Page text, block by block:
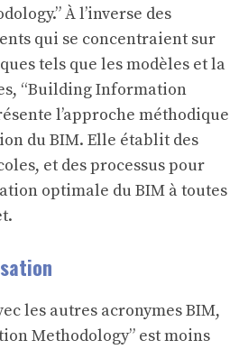
À l’inverse des
qui se concentraient sur
tels que les modèles et la
“Building Information
l’approche méthodique
du BIM. Elle établit des
et des processus pour
optimale du BIM à toutes
les autres acronymes BIM,
Methodology” est moins